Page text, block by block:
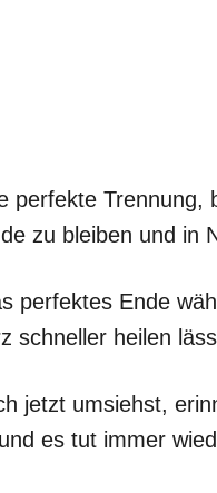
perfekte Trennung,
zu bleiben und in
perfektes Ende
schneller heilen
jetzt umsiehst,
es tut immer